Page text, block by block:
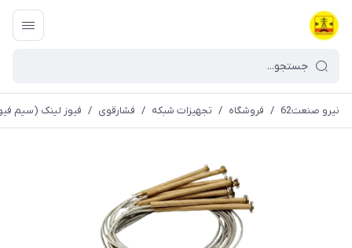
نیرو صنعت62 / فروشگاه / تجهیزات شبکه / فشارقوی / فیوز لینک (سیم